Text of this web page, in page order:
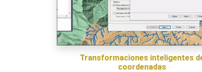
Transformaciones inteligentes
coordenadas